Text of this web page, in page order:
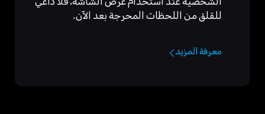
للقلق من اللحظات المحرجة بعد الآن.
معرفة المزيد